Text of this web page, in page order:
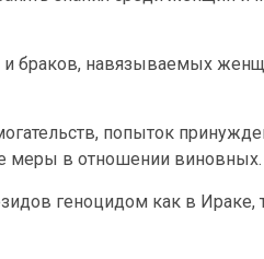
и браков, навязываемых
попыток
меры в отношении виновных.
геноцидом как в Ираке,